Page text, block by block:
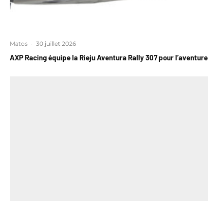
Matos · 30 juillet 2026
AXP Racing équipe la Rieju Aventura Rally 307 pour l’aventure